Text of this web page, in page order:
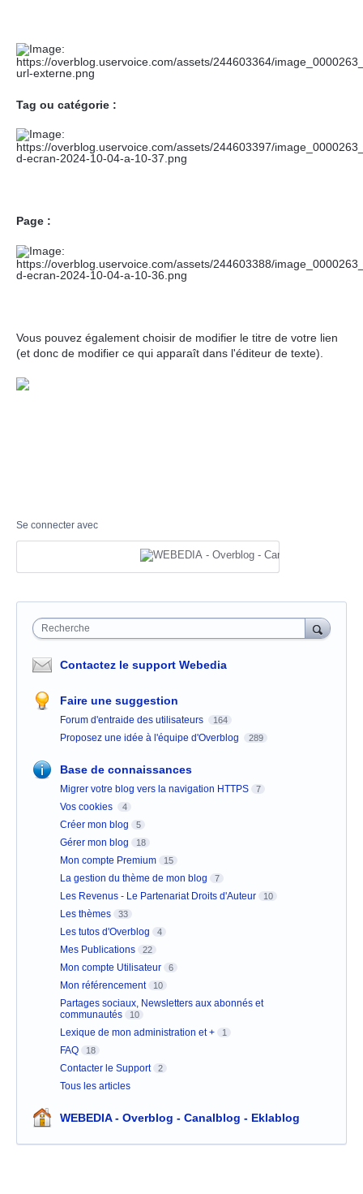
Tag ou catégorie :
Page :
Vous pouvez également choisir de modifier le titre de votre lien
(et donc de modifier ce qui apparaît dans l'éditeur de texte).
Se connecter avec
Recherche
Contactez le support Webedia
Faire une suggestion
Forum d'entraide des utilisateurs 164
Proposez une idée à l'équipe d'Overblog 289
Base de connaissances
Migrer votre blog vers la navigation HTTPS 7
Vos cookies 4
Créer mon blog 5
Gérer mon blog 18
Mon compte Premium 15
La gestion du thème de mon blog 7
Les Revenus - Le Partenariat Droits d'Auteur 10
Les thèmes 33
Les tutos d'Overblog 4
Mes Publications 22
Mon compte Utilisateur 6
Mon référencement 10
Partages sociaux, Newsletters aux abonnés et
communautés
10
Lexique de mon administration et + 1
FAQ 18
Contacter le Support 2
Tous les articles
WEBEDIA - Overblog - Canalblog - Eklablog